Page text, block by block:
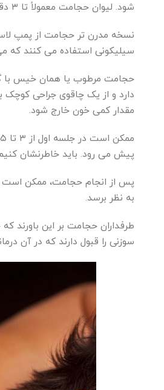
شود. لیوان حجامت معمولاً تا ۳ دقیقه در جای خود باقی می ماند.
نسخه مدرن تر حجامت از پمپ
سیلیکونی استفاده می کنند که
دارد و از یک چاقوی جراحی
مقدار کمی خون خارج شود.
پیش می رود. باید خاطرنشان کنیم که به ندرت می توان
به نظر برسد.
طرفداران حجامت بر این باورند
سوزنی را قبول دارند که در آن